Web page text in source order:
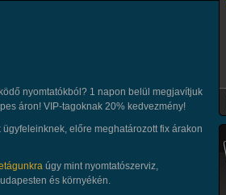
nyomtatókból? 1 napon belül megjavítjuk
áron! VIP-tagoknak 20% kedvezmény!
előre meghatározott fix árakon
úgy mint nyomtatószerviz,
és környékén.